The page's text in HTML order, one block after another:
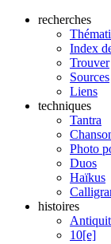
recherches
Index
Trouver
Sources
Liens
techniques
Tantra
Photo
Duos
Haïkus
histoires
10[e]